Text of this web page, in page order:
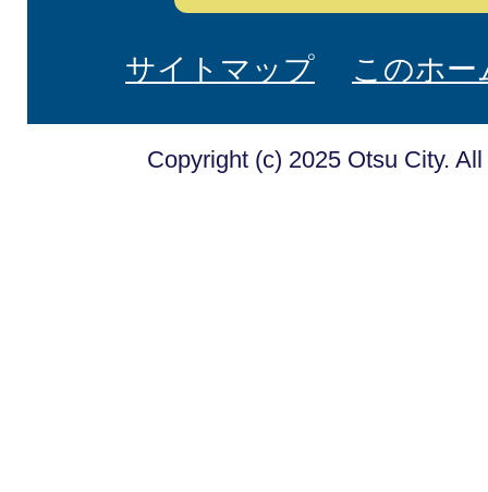
サイトマップ このホ
Copyright (c) 2025 Otsu City.